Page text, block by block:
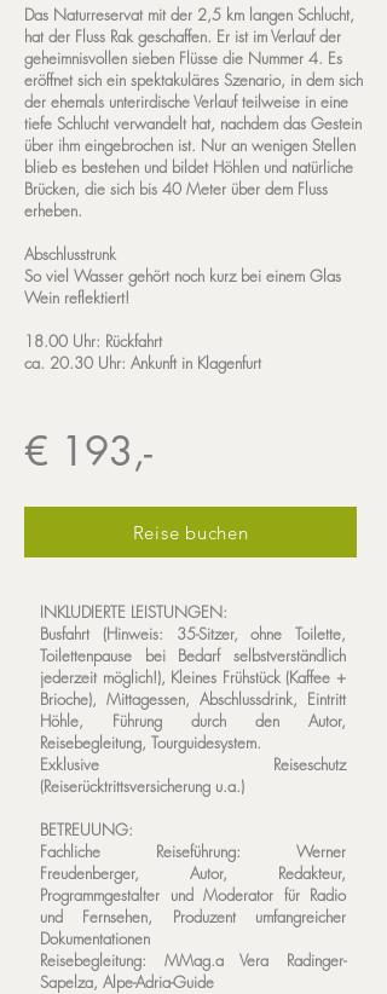
Das Naturreservat mit der 2,5 km langen Schlucht,
hat der Fluss Rak geschaffen. Er ist im Verlauf der
geheimnisvollen sieben Flüsse die Nummer 4. Es
eröffnet sich ein spektakuläres Szenario, in dem sich
der ehemals unterirdische Verlauf teilweise in eine
tiefe Schlucht verwandelt hat, nachdem das Gestein
über ihm eingebrochen ist. Nur an wenigen Stellen
blieb es bestehen und bildet Höhlen und natürliche
Brücken, die sich bis 40 Meter über dem Fluss
erheben.
Abschlusstrunk
So viel Wasser gehört noch kurz bei einem Glas
Wein reflektiert!
18.00 Uhr: Rückfahrt
ca. 20.30 Uhr: Ankunft in Klagenfurt
€ 193,-
Reise buchen
INKLUDIERTE LEISTUNGEN:
Busfahrt (Hinweis: 35-Sitzer, ohne Toilette,
Toilettenpause bei Bedarf selbstverständlich
jederzeit möglich!), Kleines Frühstück (Kaffee +
Brioche), Mittagessen, Abschlussdrink, Eintritt
Höhle, Führung durch den Autor,
Reisebegleitung, Tourguidesystem.
Exklusive Reiseschutz
(Reiserücktrittsversicherung u.a.)
BETREUUNG:
Fachliche Reiseführung: Werner
Freudenberger, Autor, Redakteur,
Programmgestalter und Moderator für Radio
und Fernsehen, Produzent umfangreicher
Dokumentationen
Reisebegleitung: MMag.a Vera Radinger-
Sapelza, Alpe-Adria-Guide